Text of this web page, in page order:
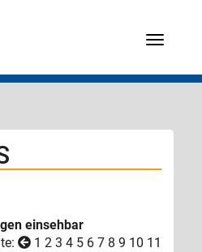
Menü
einsehbar
1 2 3 4 5 6 7 8 9 10 11